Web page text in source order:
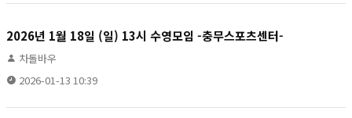
2026년 1월 18일 (일) 13시 수영모임 -충무스포츠센터-
차돌바우
2026-01-13 10:39